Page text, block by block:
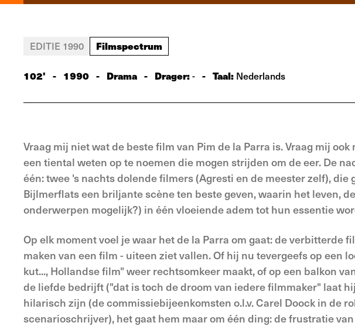
EDITIE 1990 Filmspectrum
102' - 1990 - Drama - Drager:- - Taal: Nederlands
Vraag mij niet wat de beste film van Pim de la Parra is. Vraag mij
een tiental weten op te noemen die mogen strijden om de eer. De
één: twee 's nachts dolende filmers (Agresti en de meester zelf),
Bijlmerflats een briljante scène ten beste geven, waarin het leven,
onderwerpen mogelijk?) in één vloeiende adem tot hun essentie
Op elk moment voel je waar het de la Parra om gaat: de verbitterde
maken van een film - uiteen ziet vallen. Of hij nu tevergeefs op een
kut..., Hollandse film" weer rechtsomkeer maakt, of op een balkon
de liefde bedrijft ("dat is toch de droom van iedere filmmaker" laat
hilarisch zijn (de commissiebijeenkomsten o.l.v. Carel Doock in de
scenarioschrijver), het gaat hem maar om één ding: de frustra­tie